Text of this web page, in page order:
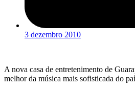
3 dezembro 2010
A nova casa de entretenimento de
melhor da música mais sofisticada do